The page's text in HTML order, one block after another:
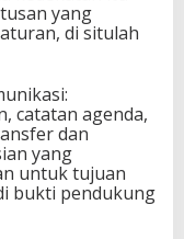
yang
di situlah
catatan agenda,
dan
yang
untuk tujuan
bukti pendukung